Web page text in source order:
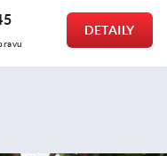
od
bez DPH
plus náklady na dopravu